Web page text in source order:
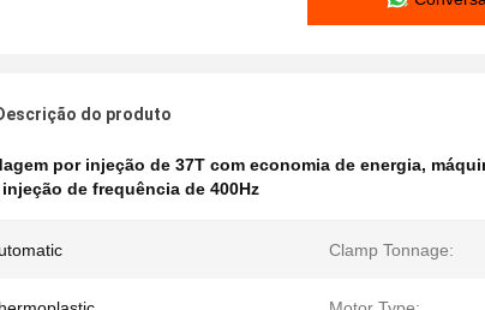
do produto
por injeção de 37T com economia de energia,
de frequência de 400Hz
Clamp Tonnage: